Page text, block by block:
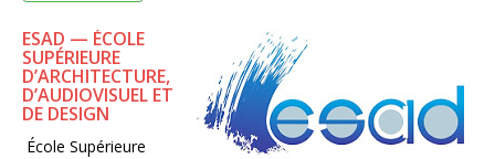
ESAD — ÉCOLE
SUPÉRIEURE
D’ARCHITECTURE,
D’AUDIOVISUEL ET
DE DESIGN
École Supérieure